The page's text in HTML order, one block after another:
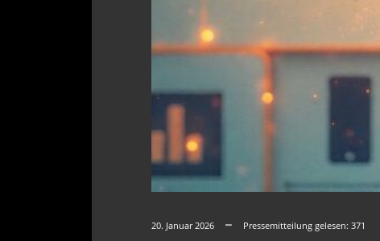
20. Januar 2026 Pressemitteilung gelesen: 371